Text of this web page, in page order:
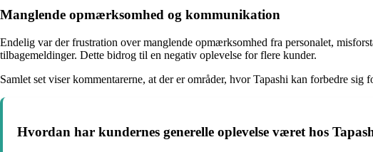
Manglende opmærksomhed og kommunikation
Endelig var der frustration over manglende opmærksomhed fra personalet,
tilbagemeldinger. Dette bidrog til en negativ oplevelse for flere kunder.
Samlet set viser kommentarerne, at der er områder, hvor Tapashi kan forbedre
Hvordan har kundernes generelle oplevelse været hos